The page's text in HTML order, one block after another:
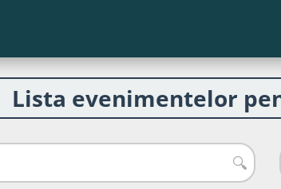
Lista evenimentelor
🔍